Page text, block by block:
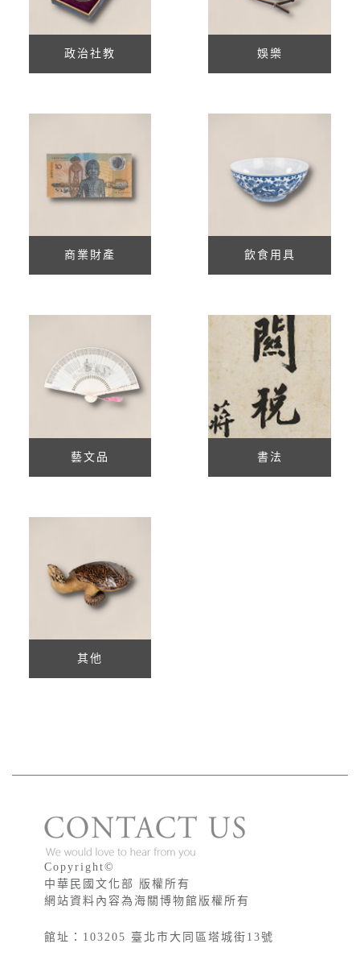
政治社教 娛樂
商業財產 飲食用具
藝文品 書法
其他
版權宣告
Copyright©
中華民國文化部 版權所有
網站資料內容為海關博物館版權所有
館址：103205 臺北市大同區塔城街13號